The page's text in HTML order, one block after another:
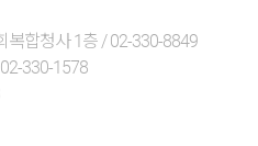
복합청사 1층 / 02-330-8849
330-1578